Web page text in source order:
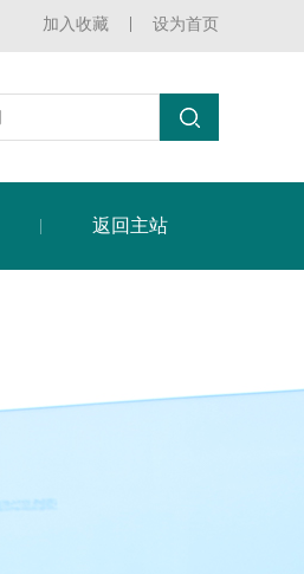
加入收藏 设为首页
返回主站